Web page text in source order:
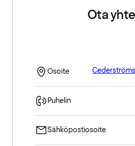
Ota
Osoite
Puhelin
Sähköpostiosoite